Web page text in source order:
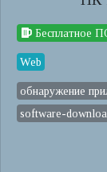
Бесплатное
Web
обнаружение
software-